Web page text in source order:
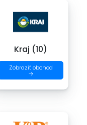
Kraj (10)
Zobraziť obchod
→